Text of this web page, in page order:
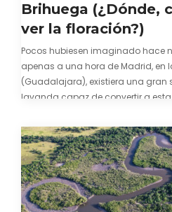
Brihuega (¿Dónde,
ver la floración?)
Pocos hubiesen imaginado hace
apenas a una hora de Madrid, en
(Guadalajara), existiera una gran
lavanda capaz de convertir a